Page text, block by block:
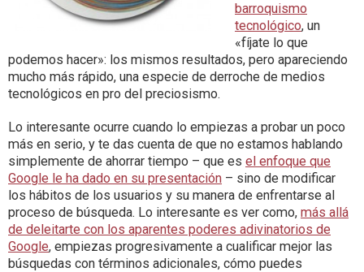
barroquismo
tecnológico, un
«fíjate lo que
podemos hacer»: los mismos resultados, pero apareciendo
mucho más rápido, una especie de derroche de medios
tecnológicos en pro del preciosismo.
Lo interesante ocurre cuando lo empiezas a probar un poco
más en serio, y te das cuenta de que no estamos hablando
simplemente de ahorrar tiempo – que es el enfoque que
Google le ha dado en su presentación – sino de modificar
los hábitos de los usuarios y su manera de enfrentarse al
proceso de búsqueda. Lo interesante es ver como, más allá
de deleitarte con los aparentes poderes adivinatorios de
Google, empiezas progresivamente a cualificar mejor las
búsquedas con términos adicionales, cómo puedes